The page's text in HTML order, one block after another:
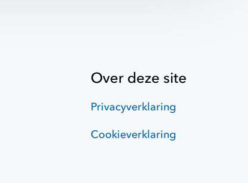
Over deze site
Privacyverklaring
Cookieverklaring